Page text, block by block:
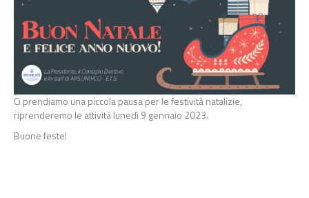
Ci prendiamo una piccola pausa per le festività natalizie,
riprenderemo le attività lunedì 9 gennaio 2023.
Buone feste!